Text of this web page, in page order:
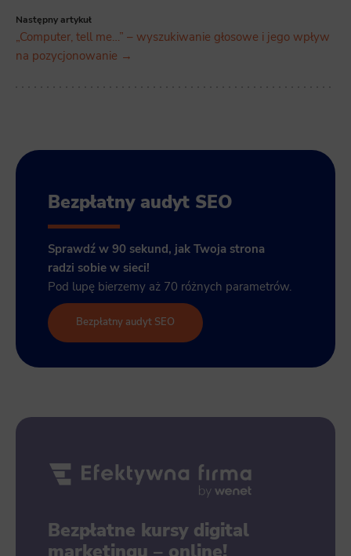
Następny artykuł
„Computer, tell me…” – wyszukiwanie głosowe i jego wpływ
na pozycjonowanie →
Bezpłatny audyt SEO
Sprawdź w 90 sekund, jak Twoja strona
radzi sobie w sieci!
Pod lupę bierzemy aż 70 różnych parametrów.
Bezpłatny audyt SEO
Bezpłatne kursy digital